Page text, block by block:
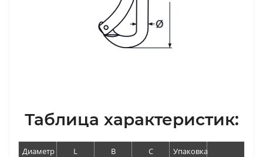
Таблица характеристик:
Диаметр L B C
Упаковка